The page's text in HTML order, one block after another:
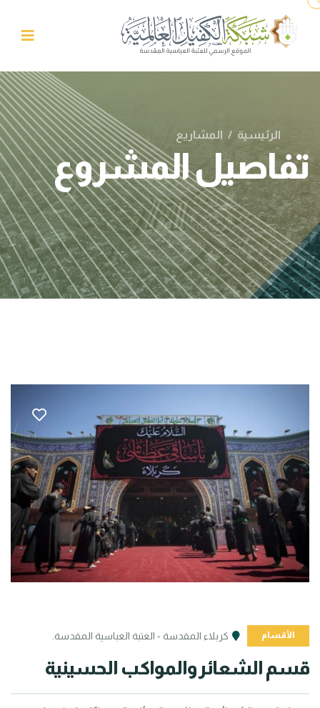
الرئيسية / المشاريع
تفاصيل المشروع
الأقسام كربلاء المقدسة - العتبة العباسية المقدسة.
قسم الشعائر والمواكب الحسينية